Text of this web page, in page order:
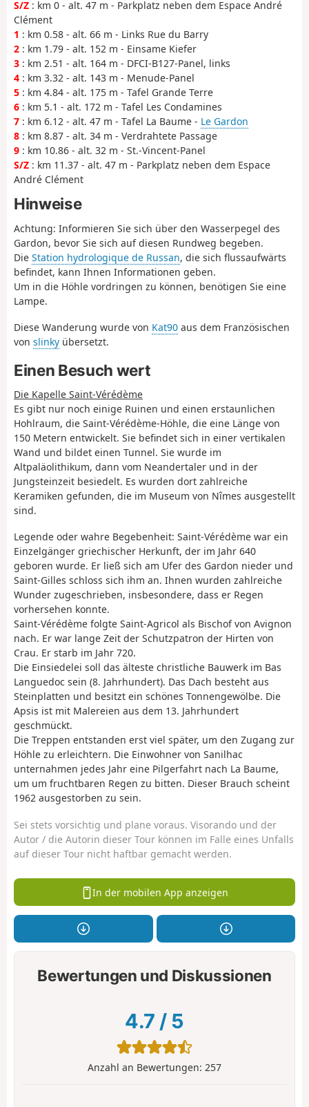
S/Z : km 0 - alt. 47 m - Parkplatz neben dem Espace André
Clément
1 : km 0.58 - alt. 66 m - Links Rue du Barry
2 : km 1.79 - alt. 152 m - Einsame Kiefer
3 : km 2.51 - alt. 164 m - DFCI-B127-Panel, links
4 : km 3.32 - alt. 143 m - Menude-Panel
5 : km 4.84 - alt. 175 m - Tafel Grande Terre
6 : km 5.1 - alt. 172 m - Tafel Les Condamines
7 : km 6.12 - alt. 47 m - Tafel La Baume - Le Gardon
8 : km 8.87 - alt. 34 m - Verdrahtete Passage
9 : km 10.86 - alt. 32 m - St.-Vincent-Panel
S/Z : km 11.37 - alt. 47 m - Parkplatz neben dem Espace
André Clément
Hinweise
Achtung: Informieren Sie sich über den Wasserpegel des
Gardon, bevor Sie sich auf diesen Rundweg begeben.
Die Station hydrologique de Russan, die sich flussaufwärts
befindet, kann Ihnen Informationen geben.
Um in die Höhle vordringen zu können, benötigen Sie eine
Lampe.
Diese Wanderung wurde von Kat90 aus dem Französischen
von slinky übersetzt.
Einen Besuch wert
Die Kapelle Saint-Vérédème
Es gibt nur noch einige Ruinen und einen erstaunlichen
Hohlraum, die Saint-Vérédème-Höhle, die eine Länge von
150 Metern entwickelt. Sie befindet sich in einer vertikalen
Wand und bildet einen Tunnel. Sie wurde im
Altpaläolithikum, dann vom Neandertaler und in der
Jungsteinzeit besiedelt. Es wurden dort zahlreiche
Keramiken gefunden, die im Museum von Nîmes ausgestellt
sind.
Legende oder wahre Begebenheit: Saint-Vérédème war ein
Einzelgänger griechischer Herkunft, der im Jahr 640
geboren wurde. Er ließ sich am Ufer des Gardon nieder und
Saint-Gilles schloss sich ihm an. Ihnen wurden zahlreiche
Wunder zugeschrieben, insbesondere, dass er Regen
vorhersehen konnte.
Saint-Vérédème folgte Saint-Agricol als Bischof von Avignon
nach. Er war lange Zeit der Schutzpatron der Hirten von
Crau. Er starb im Jahr 720.
Die Einsiedelei soll das älteste christliche Bauwerk im Bas
Languedoc sein (8. Jahrhundert). Das Dach besteht aus
Steinplatten und besitzt ein schönes Tonnengewölbe. Die
Apsis ist mit Malereien aus dem 13. Jahrhundert
geschmückt.
Die Treppen entstanden erst viel später, um den Zugang zur
Höhle zu erleichtern. Die Einwohner von Sanilhac
unternahmen jedes Jahr eine Pilgerfahrt nach La Baume,
um um fruchtbaren Regen zu bitten. Dieser Brauch scheint
1962 ausgestorben zu sein.
Sei stets vorsichtig und plane voraus. Visorando und der
Autor / die Autorin dieser Tour können im Falle eines Unfalls
auf dieser Tour nicht haftbar gemacht werden.
In der mobilen App anzeigen
Bewertungen und Diskussionen
4.7 / 5
Anzahl an Bewertungen: 257